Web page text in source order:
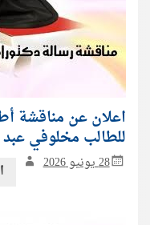
اعلان عن مناقشة
للطالب مخلوفي عبد
28 يونيو 2026